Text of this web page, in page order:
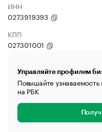
ИНН
0273919393
КПП
027301001
Управляйте профилем
Повышайте
на РБК